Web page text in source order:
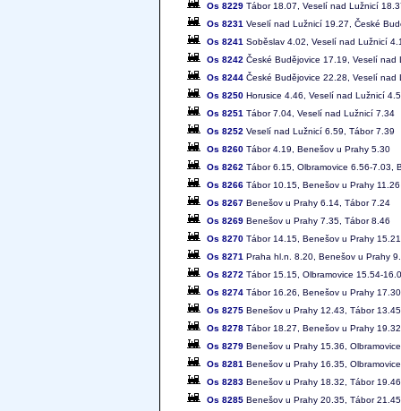
Os 8229 Tábor 18.07, Veselí nad Lužnicí
Os 8231 Veselí nad Lužnicí 19.27, České
Os 8241 Soběslav 4.02, Veselí nad Lužnicí
Os 8242 České Budějovice 17.19, Veselí nad
Os 8244 České Budějovice 22.28, Veselí nad
Os 8250 Horusice 4.46, Veselí nad Lužnicí
Os 8251 Tábor 7.04, Veselí nad Lužnicí 7.34
Os 8252 Veselí nad Lužnicí 6.59, Tábor 7.39
Os 8260 Tábor 4.19, Benešov u Prahy 5.30
Os 8262 Tábor 6.15, Olbramovice 6.56-7.03,
Os 8266 Tábor 10.15, Benešov u Prahy 11.26
Os 8267 Benešov u Prahy 6.14, Tábor 7.24
Os 8269 Benešov u Prahy 7.35, Tábor 8.46
Os 8270 Tábor 14.15, Benešov u Prahy 15.21
Os 8271 Praha hl.n. 8.20, Benešov u Prahy
Os 8272 Tábor 15.15, Olbramovice 15.54-
Os 8274 Tábor 16.26, Benešov u Prahy 17.30
Os 8275 Benešov u Prahy 12.43, Tábor 13.45
Os 8278 Tábor 18.27, Benešov u Prahy 19.32
Os 8279 Benešov u Prahy 15.36,
Os 8281 Benešov u Prahy 16.35,
Os 8283 Benešov u Prahy 18.32, Tábor 19.46
Os 8285 Benešov u Prahy 20.35, Tábor 21.45